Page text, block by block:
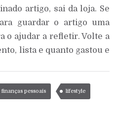
artigo, sai da loja. Se
guardar o artigo uma
o ajudar a refletir. Volte a
lista e quanto gastou e
finanças pessoais lifestyle